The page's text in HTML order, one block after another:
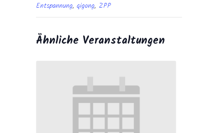
Entspannung, qigong, ZPP
Ähnliche Veranstaltungen